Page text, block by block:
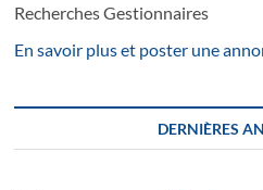
Recherches Gestionnaires
En savoir plus et poster une
DERNIÈRES